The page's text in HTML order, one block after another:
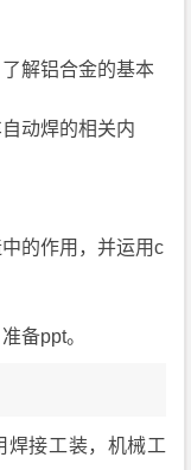
解铝合金的基本
动焊的相关内
的作用，并运用c
备ppt。
焊接工装，机械工